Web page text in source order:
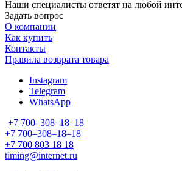
Наши специалисты ответят на любой
Задать вопрос
О компании
Как купить
Контакты
Правила возврата товара
Instagram
Telegram
WhatsApp
+7 700‒308‒18‒18
+7 700‒308‒18‒18
+7 700 803 18 18
timing@internet.ru